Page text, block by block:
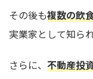
その後も複数の飲
実業家として知ら
さらに、 不動産投